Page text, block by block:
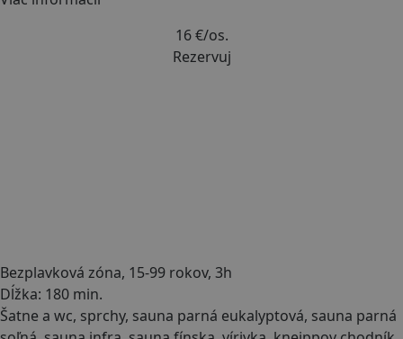
16 €/os.
Rezervuj
Bezplavková zóna, 15-99 rokov, 3h
Dĺžka: 180 min.
Šatne a wc, sprchy, sauna parná eukalyptová, sauna parná